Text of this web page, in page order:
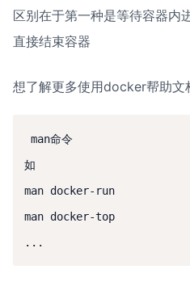
区别在于第一种是等待容器内
直接结束容器
想了解更多使用docker帮助文
man命令
如
man docker-run
man docker-top
...